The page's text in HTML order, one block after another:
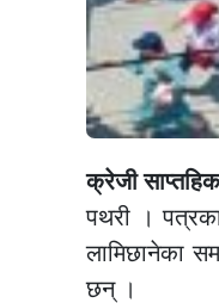
क्रेजी साप्तहिक
पथरी ।
लामिछानेका
छन् ।